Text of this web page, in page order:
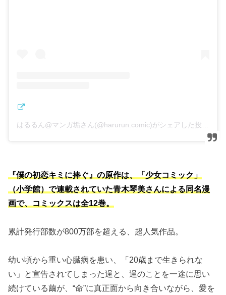
『僕の初恋キミに捧ぐ』の原作は、「少女コミック」
（小学館）で連載されていた青木琴美さんによる同名漫
画で、コミックスは全12巻。
累計発行部数が800万部を超える、超人気作品。
幼い頃から重い心臓病を患い、「20歳まで生きられな
い」と宣告されてしまった逞と、逞のことを一途に思い
続けている繭が、“命”に真正面から向き合いながら、愛を